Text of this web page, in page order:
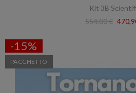
Kit 3B
554,00 €
-15%
PACCHETTO